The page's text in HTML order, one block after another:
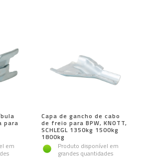
para
em
Capa de gancho de cabo
de freio para BPW, KNOTT,
SCHLEGL 1350kg 1500kg
1800kg
Produto disponível em
grandes quantidades